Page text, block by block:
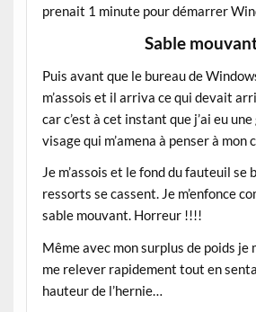
prenait 1 minute pour démarrer
Sable
Puis avant que le bureau de
m’assois et il arriva ce qui devait
car c’est à cet instant que j’ai eu
visage qui m’amena à penser à mon
Je m’assois et le fond du fauteuil se
ressorts se cassent. Je m’enfonce
sable mouvant. Horreur !!!!
Même avec mon surplus de poids je
me relever rapidement tout en
hauteur de l’hernie…